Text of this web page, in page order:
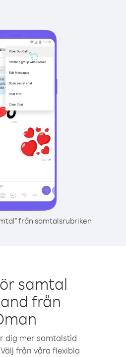
från samtalsrubriken
samtal
från
dig mer samtalstid
från våra flexibla